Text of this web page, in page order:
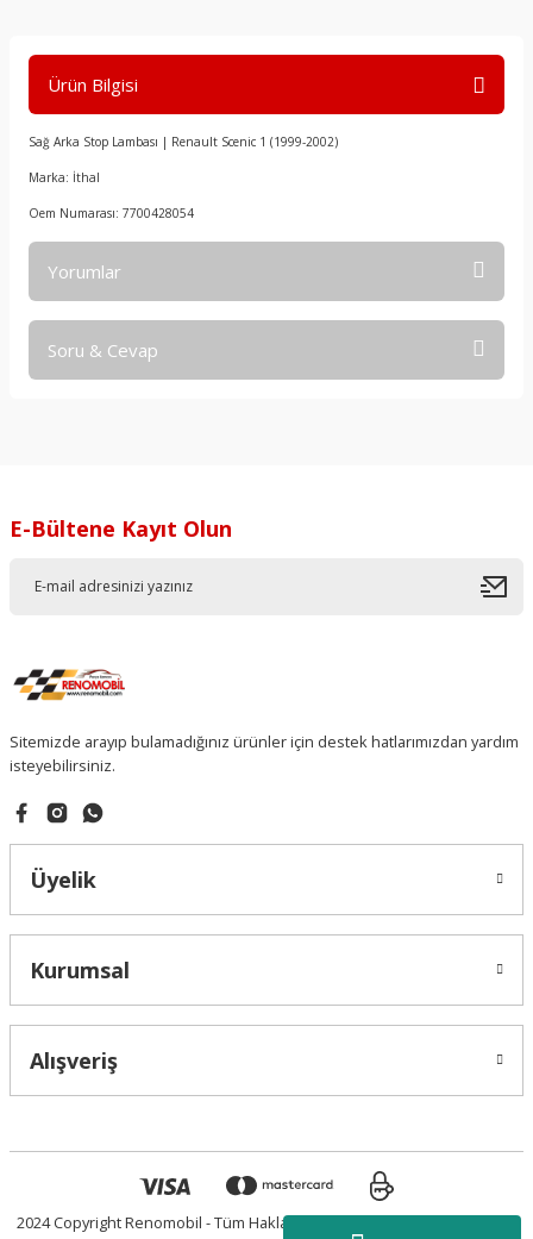
Ürün Bilgisi
Sağ Arka Stop Lambası | Renault Scenic 1 (1999-2002)
Marka: İthal
Oem Numarası: 7700428054
Yorumlar
Soru & Cevap
E-Bültene Kayıt Olun
Sitemizde arayıp bulamadığınız ürünler için destek hatlarımızdan yardım
isteyebilirsiniz.
Üyelik
Kurumsal
Alışveriş
2024 Copyright Renomobil - Tüm Hakları Saklıdır.Powered by Vegasis